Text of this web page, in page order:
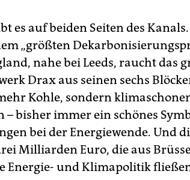
es auf beiden Seiten des
„größten
nahe bei Leeds, raucht das
Drax aus seinen sechs
Kohle, sondern
– bisher immer ein schönes
bei der Energiewende. Und
Milliarden Euro, die aus
Energie- und Klimapolitik